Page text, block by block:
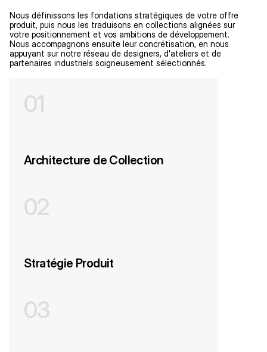
Nous définissons les fondations stratégiques de votre offre
produit, puis nous les traduisons en collections alignées sur
votre positionnement et vos ambitions de développement.
Nous accompagnons ensuite leur concrétisation, en nous
appuyant sur notre réseau de designers, d'ateliers et de
partenaires industriels soigneusement sélectionnés.
01
Architecture de Collection
02
Stratégie Produit
03